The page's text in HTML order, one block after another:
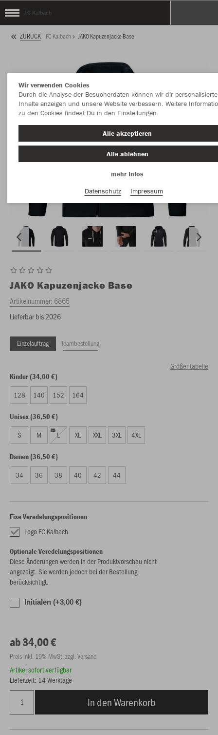
FC Kalbach
ZURÜCK FC Kalbach JAKO Kapuzenjacke Base
JAKO Kapuzenjacke Base
Artikelnummer: 6865
Lieferbar bis 2026
Einzelauftrag Teambestellung
Größentabelle
Kinder (34,00 €)
128 140 152 164
Unisex (36,50 €)
S M L XL XXL 3XL 4XL
Damen (36,50 €)
34 36 38 40 42 44
Fixe Veredelungspositionen
Logo FC Kalbach
Optionale Veredelungspositionen
Diese Änderungen werden in der Produktvorschau nicht
angezeigt. Sie werden jedoch bei der Bestellung
berücksichtigt.
Initialen (+3,00 €)
ab 34,00 €
Preis inkl. 19% MwSt. zzgl. Versand
Artikel sofort verfügbar
Lieferzeit: 14 Werktage
In den Warenkorb
Wir verwenden Cookies
Durch die Analyse der Besucherdaten können wir dir personalisierte
Inhalte anzeigen und unsere Website verbessern. Weitere
zu den Cookies findest Du in den Einstellungen.
Alle akzeptieren
Alle ablehnen
mehr Infos
Datenschutz
Impressum